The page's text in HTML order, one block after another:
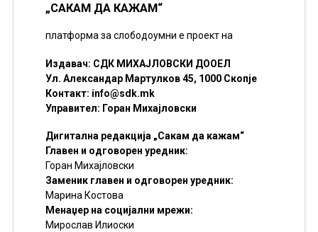
„САКАМ ДА КАЖАМ“
платформа за слободоумни е проект на
Издавач: СДК МИХАЈЛОВСКИ ДООЕЛ
Ул. Александар Мартулков 45, 1000 Скопје
Контакт: info@sdk.mk
Управител: Горан Михајловски
Дигитална редакција „Сакам да кажам“
Главен и одговорен уредник:
Горан Михајловски
Заменик главен и одговорен уредник:
Марина Костова
Менаџер на социјални мрежи:
Мирослав Илиоски